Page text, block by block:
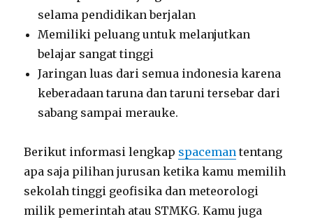
selama pendidikan berjalan
Memiliki peluang untuk melanjutkan
belajar sangat tinggi
Jaringan luas dari semua indonesia karena
keberadaan taruna dan taruni tersebar dari
sabang sampai merauke.
Berikut informasi lengkap spaceman tentang
apa saja pilihan jurusan ketika kamu memilih
sekolah tinggi geofisika dan meteorologi
milik pemerintah atau STMKG. Kamu juga